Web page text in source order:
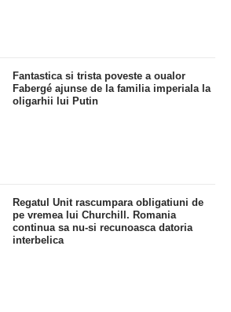
Fantastica si trista poveste a oualor
Fabergé ajunse de la familia imperiala la
oligarhii lui Putin
Regatul Unit rascumpara obligatiuni de
pe vremea lui Churchill. Romania
continua sa nu-si recunoasca datoria
interbelica